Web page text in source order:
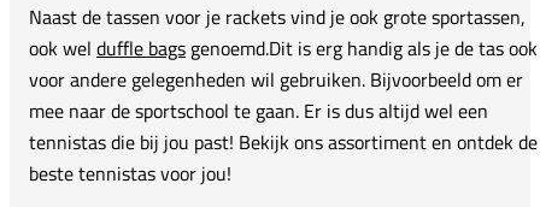
Naast de tassen voor je rackets vind je ook grote sportassen,
ook wel duffle bags genoemd.Dit is erg handig als je de tas ook
voor andere gelegenheden wil gebruiken. Bijvoorbeeld om er
mee naar de sportschool te gaan. Er is dus altijd wel een
tennistas die bij jou past! Bekijk ons assortiment en ontdek de
beste tennistas voor jou!